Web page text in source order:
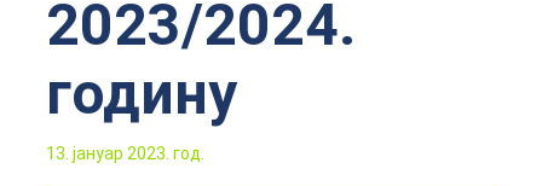
2023/2024.
годину
13. јануар 2023. год.